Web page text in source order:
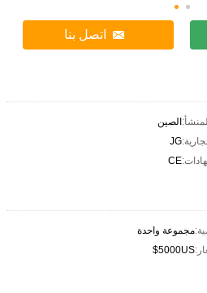
اتصل بنا
الصين
JG
CE
مجموعة واحدة
5000US$